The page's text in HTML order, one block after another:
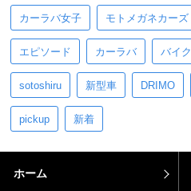
カーラバ女子 モトメガネカーズ
エピソード カーラバ バイク
sotoshiru 新型車 DRIMO
pickup 新着
ホーム